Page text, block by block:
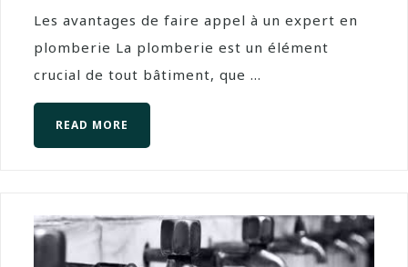
Les avantages de faire appel à un expert en
plomberie La plomberie est un élément
crucial de tout bâtiment, que ...
READ MORE